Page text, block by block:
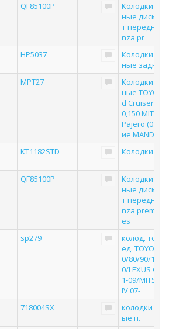
QF85100P
Колодки
ные
т передние
nza pr
HP5037
Колодки
ные задние
MPT27
Колодки
ные
d Cruiser
0,150
Pajero (07-)
ие MANDO
KT1182STD Колодки
QF85100P
Колодки
ные
т передние
nza
es
sp279
колод.
ед. TOYOTA
0/80/90/120
0/LEXUS
1-09/MITS
IV 07-
718004SX
колодки
ые п.